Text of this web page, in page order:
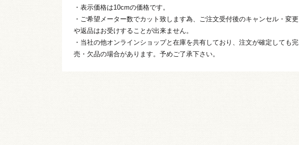
・表示価格は10cmの価格です。
・ご希望メーター数でカット致します為、ご注文受付後のキャンセル・変更
や返品はお受けすることが出来ません。
・当社の他オンラインショップと在庫を共有しており、注文が確定しても完
売・欠品の場合があります。予めご了承下さい。